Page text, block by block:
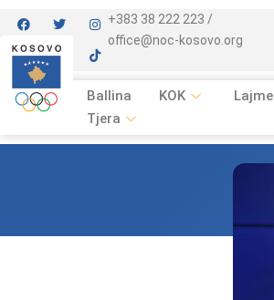
+383 38 222 223 /
office@noc-kosovo.org
Ballina KOK Lajme
Tjera